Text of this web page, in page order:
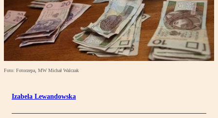
Foto: Fotorzepa, MW Michał Walczak
Izabela Lewandowska